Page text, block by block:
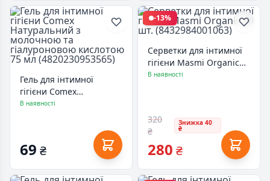
Гель для інтимної
гігієни Comex
Натуральний з
гіалуроновою кислотою
75 мл (4820230953565)
В наявності
69 ₴
-13%
Серветки для інтимної
гігієни Masmi Organic
20 шт. (8432984001063)
В наявності
320
₴
Знижка 40
₴
280 ₴